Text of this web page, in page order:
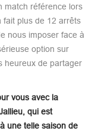
match référence lors
fait plus de 12 arrêts
nous imposer face à
option sur
heureux de partager
vous avec la
qui est
une telle saison de